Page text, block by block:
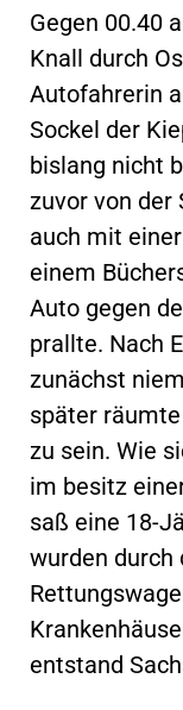
Gegen 00.40
Knall durch
Autofahrerin
Sockel der
bislang nicht
zuvor von der
auch mit
einem
Auto gegen
prallte. Nach
zunächst
später
zu sein. Wie
im besitz
saß eine 18-
wurden durch
entstand